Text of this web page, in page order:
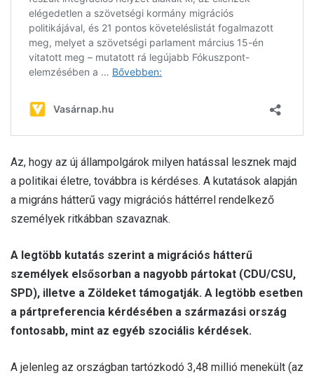
Az, hogy az új állampolgárok milyen hatással lesznek majd
a politikai életre, továbbra is kérdéses. A kutatások alapján
a migráns hátterű vagy migrációs háttérrel rendelkező
személyek ritkábban szavaznak.
A legtöbb kutatás szerint a migrációs hátterű
személyek elsősorban a nagyobb pártokat (CDU/CSU,
SPD), illetve a Zöldeket támogatják. A legtöbb esetben
a pártpreferencia kérdésében a származási ország
fontosabb, mint az egyéb szociális kérdések.
A jelenleg az országban tartózkodó 3,48 millió menekült (az